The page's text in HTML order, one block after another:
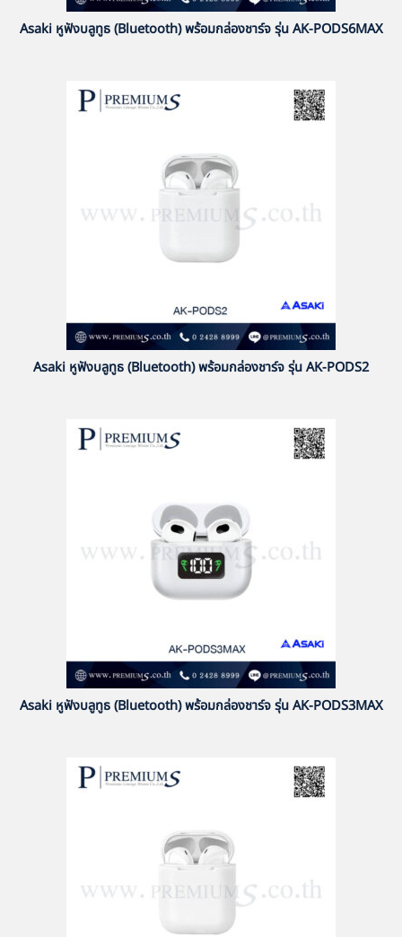
Asaki หูฟังบลูทูธ (Bluetooth) พร้อมกล่องชาร์จ รุ่น AK-PODS6MAX
Asaki หูฟังบลูทูธ (Bluetooth) พร้อมกล่องชาร์จ รุ่น AK-PODS2
Asaki หูฟังบลูทูธ (Bluetooth) พร้อมกล่องชาร์จ รุ่น AK-PODS3MAX